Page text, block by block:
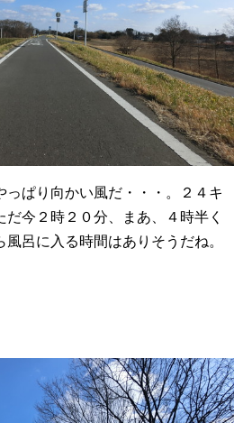
っぱり向かい風だ・・・。２４キ
だ今２時２０分、まあ、４時半く
呂に入る時間はありそうだね。